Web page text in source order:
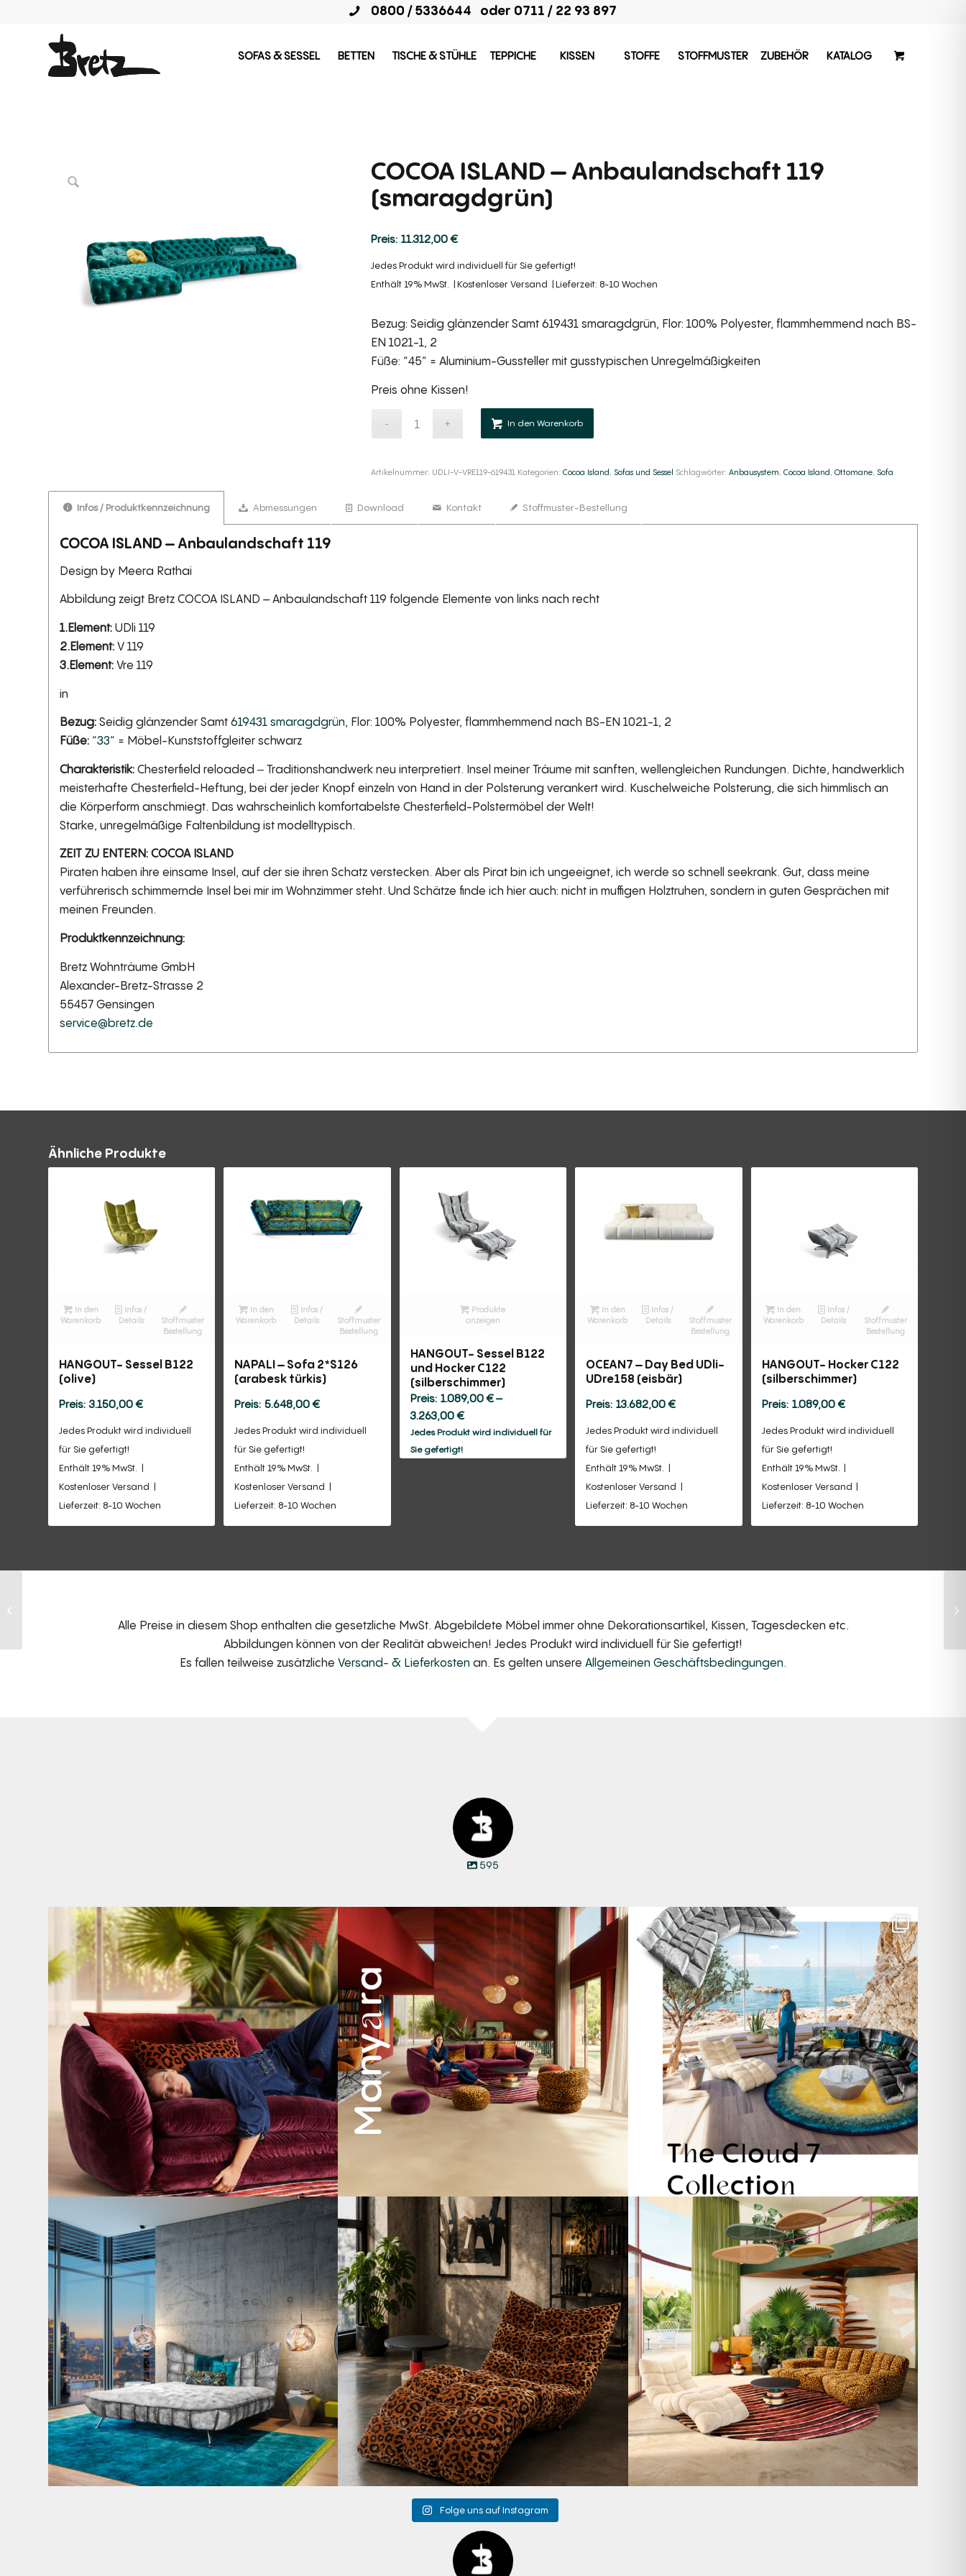
0800 / 5336644 oder 0711 / 22 93 897
SOFAS & SESSEL BETTEN TISCHE & STÜHLE TEPPICHE KISSEN STOFFE STOFFMUSTER ZUBEHÖR KATALOG
COCOA ISLAND – Anbaulandschaft 119
(smaragdgrün)
11.312,00€
Jedes Produkt wird individuell für Sie gefertigt!
Enthält 19% MwSt.
Kostenloser Versand Lieferzeit: 8-10 Wochen
Bezug: Seidig glänzender Samt 619431 smaragdgrün, Flor: 100% Polyester, flammhemmend nach BS-
EN 1021-1, 2
Füße: “45” = Aluminium-Gussteller mit gusstypischen Unregelmäßigkeiten
Preis ohne Kissen!
In den Warenkorb
Artikelnummer: UDLI-V-VRE119-619431 Kategorien:Cocoa Island, Sofas und Sessel Schlagwörter:Anbausystem,Cocoa Island,Ottomane, Sofa
Infos / Produktkennzeichnung Abmessungen Download Kontakt Stoffmuster-Bestellung
COCOA ISLAND – Anbaulandschaft 119
Design by Meera Rathai
Abbildung zeigt Bretz COCOA ISLAND – Anbaulandschaft 119 folgende Elemente von links nach recht
1.Element:UDli 119
2.Element:V 119
3.Element:Vre 119
in
Bezug:Seidig glänzender Samt619431 smaragdgrün, Flor: 100% Polyester, flammhemmend nach BS-EN 1021-1, 2
Füße: “33” = Möbel-Kunststoffgleiter schwarz
Charakteristik:Chesterfield reloaded ‒ Traditionshandwerk neu interpretiert. Insel meiner Träume mit sanften, wellengleichen Rundungen. Dichte, handwerklich
meisterhafte Chesterfield-Heftung, bei der jeder Knopf einzeln von Hand in der Polsterung verankert wird. Kuschelweiche Polsterung, die sich himmlisch an
die Körperform anschmiegt. Das wahrscheinlich komfortabelste Chesterfield-Polstermöbel der Welt!
Starke, unregelmäßige Faltenbildung ist modelltypisch.
ZEIT ZU ENTERN: COCOA ISLAND
Piraten haben ihre einsame Insel, auf der sie ihren Schatz verstecken. Aber als Pirat bin ich ungeeignet, ich werde so schnell seekrank. Gut, dass meine
verführerisch schimmernde Insel bei mir im Wohnzimmer steht. Und Schätze finde ich hier auch: nicht in muffigen Holztruhen, sondern in guten Gesprächen mit
meinen Freunden.
Produktkennzeichnung:
Bretz Wohnträume GmbH
Alexander-Bretz-Strasse 2
55457 Gensingen
service@bretz.de
Ähnliche Produkte
In den
Warenkorb
Infos /
Details
Stoffmuster
Bestellung
HANGOUT- Sessel B122
(olive)
3.150,00€
Jedes Produkt wird individuell
für Sie gefertigt!
Enthält 19% MwSt.
Kostenloser Versand
Lieferzeit: 8-10 Wochen
In den
Warenkorb
Infos /
Details
Stoffmuster
Bestellung
NAPALI – Sofa 2*S126
(arabesk türkis)
5.648,00€
Jedes Produkt wird individuell
für Sie gefertigt!
Enthält 19% MwSt.
Kostenloser Versand
Lieferzeit: 8-10 Wochen
Produkte
anzeigen
HANGOUT- Sessel B122
und Hocker C122
(silberschimmer)
1.089,00€–
3.263,00€Preisspanne:
1.089,00 €
Jedes Produkt wird individuell für
Sie gefertigt!
In den
Warenkorb
Infos /
Details
Stoffmuster
Bestellung
OCEAN7 – Day Bed UDli-
UDre158 (eisbär)
13.682,00€
Jedes Produkt wird individuell
für Sie gefertigt!
Enthält 19% MwSt.
Kostenloser Versand
Lieferzeit: 8-10 Wochen
In den
Warenkorb
Infos /
Details
Stoffmuster
Bestellung
HANGOUT- Hocker C122
(silberschimmer)
1.089,00€
Jedes Produkt wird individuell
für Sie gefertigt!
Enthält 19% MwSt.
Kostenloser Versand
Lieferzeit: 8-10 Wochen
Alle Preise in diesem Shop enthalten die gesetzliche MwSt. Abgebildete Möbel immer ohne Dekorationsartikel, Kissen, Tagesdecken etc.
Abbildungen können von der Realität abweichen! Jedes Produkt wird individuell für Sie gefertigt!
Es fallen teilweise zusätzliche Versand- & Lieferkosten an. Es gelten unsere Allgemeinen Geschäftsbedingungen.
595
Den Kopf anlehnen. Die Gedanken auf Reisen...
55 0
Manyara. Inspiriert von der Weite Afrikas.
55 2
Für jeden Lieblingsplatz die passende Cloud. ☁️...
60
Cloud 7 – nicht nur zum Sitzen, sondern auch zum
146 3
A bold statement. A quiet retreat.
Mit unserem...
201 4
Take a walk on the wild side. 🐆
Anlässlich...
104 1
Folge uns auf Instagram